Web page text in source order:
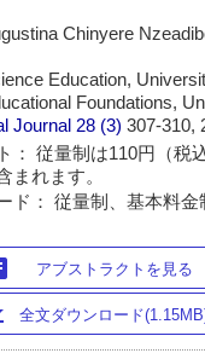
Chinyere
Education,
Foundations,
Journal 28 (3)307-310,
： 従量制は110円（税
まれます。
ド： 従量制、基本料金
アブストラクトを見る
全文ダウンロード